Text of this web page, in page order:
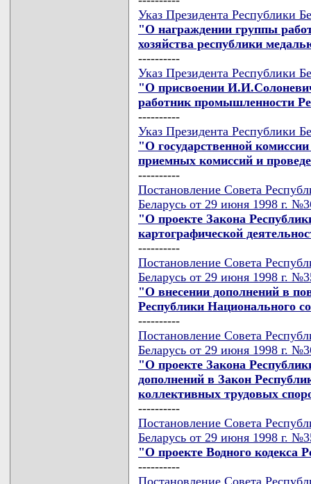
Указ Президента Республики
"О награждении группы
хозяйства республики
----------
Указ Президента Республики
"О присвоении
работник промышленности
----------
Указ Президента Республики
"О государственной
приемных комиссий и
----------
Постановление Совета
Беларусь от 29 июня 1998 г.
"О проекте Закона
картографической
----------
Постановление Совета
Беларусь от 29 июня 1998 г.
"О внесении дополнений в
Республики Национального
----------
Постановление Совета
Беларусь от 29 июня 1998 г.
"О проекте Закона
дополнений в Закон
коллективных трудовых
----------
Постановление Совета
Беларусь от 29 июня 1998 г.
"О проекте Водного кодекса
----------
Постановление Совета